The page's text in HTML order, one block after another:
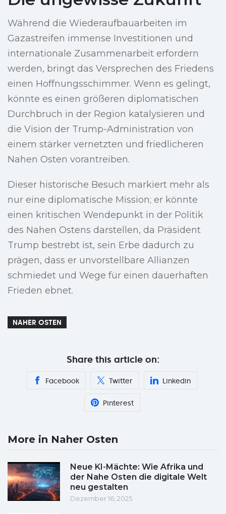
Während die Wiederaufbauarbeiten im
Gazastreifen immense Investitionen und
internationale Zusammenarbeit erfordern
werden, bringt das Versprechen des Friedens
einen Hoffnungsschimmer. Wenn es gelingt,
könnte es einen größeren diplomatischen
Durchbruch in der Region katalysieren und
die Vision der Trump-Administration von
einem stärker vernetzten und friedlicheren
Nahen Osten vorantreiben.
Dieser historische Besuch markiert mehr als
nur eine diplomatische Mission; er könnte
einen kritischen Wendepunkt in der Politik
des Nahen Ostens darstellen, da Präsident
Trump bestrebt ist, sein Erbe dadurch zu
prägen, dass er unvorstellbare Allianzen
schmiedet und Wege für einen dauerhaften
Frieden ebnet.
NAHER OSTEN
Share this article on:
Facebook Twitter Linkedin
Pinterest
More in Naher Osten
Neue KI-Mächte: Wie Afrika und
der Nahe Osten die digitale Welt
neu gestalten
Dezember 16, 2025